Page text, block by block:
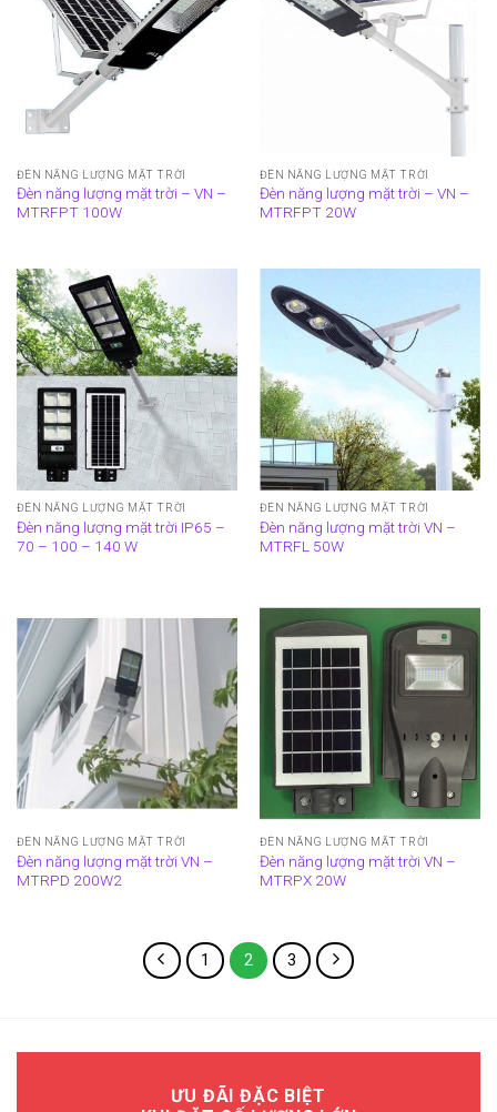
ĐÈN NĂNG LƯỢNG MẶT TRỜI
Đèn năng lượng mặt trời – VN –
MTRFPT 100W
ĐÈN NĂNG LƯỢNG MẶT TRỜI
Đèn năng lượng mặt trời – VN –
MTRFPT 20W
ĐÈN NĂNG LƯỢNG MẶT TRỜI
Đèn năng lượng mặt trời IP65 –
70 – 100 – 140 W
ĐÈN NĂNG LƯỢNG MẶT TRỜI
Đèn năng lượng mặt trời VN –
MTRFL 50W
ĐÈN NĂNG LƯỢNG MẶT TRỜI
Đèn năng lượng mặt trời VN –
MTRPD 200W2
ĐÈN NĂNG LƯỢNG MẶT TRỜI
Đèn năng lượng mặt trời VN –
MTRPX 20W
1 2 3
ƯU ĐÃI ĐẶC BIỆT